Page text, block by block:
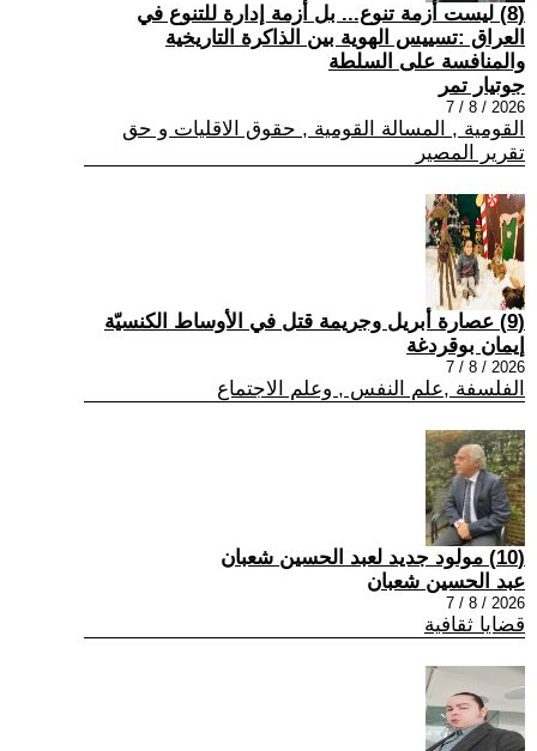
(8) ليست أزمة تنوع... بل أزمة إدارة للتنوع في
العراق :تسييس الهوية بين الذاكرة التاريخية
والمنافسة على السلطة
جوتيار تمر
2026 / 8 / 7
القومية , المسالة القومية , حقوق الاقليات و حق
تقرير المصير
(9) عصارة أبريل وجريمة قتل في الأوساط الكنسيّة
إيمان بوقردغة
2026 / 8 / 7
الفلسفة ,علم النفس , وعلم الاجتماع
(10) مولود جديد لعبد الحسين شعبان
عبد الحسين شعبان
2026 / 8 / 7
قضايا ثقافية